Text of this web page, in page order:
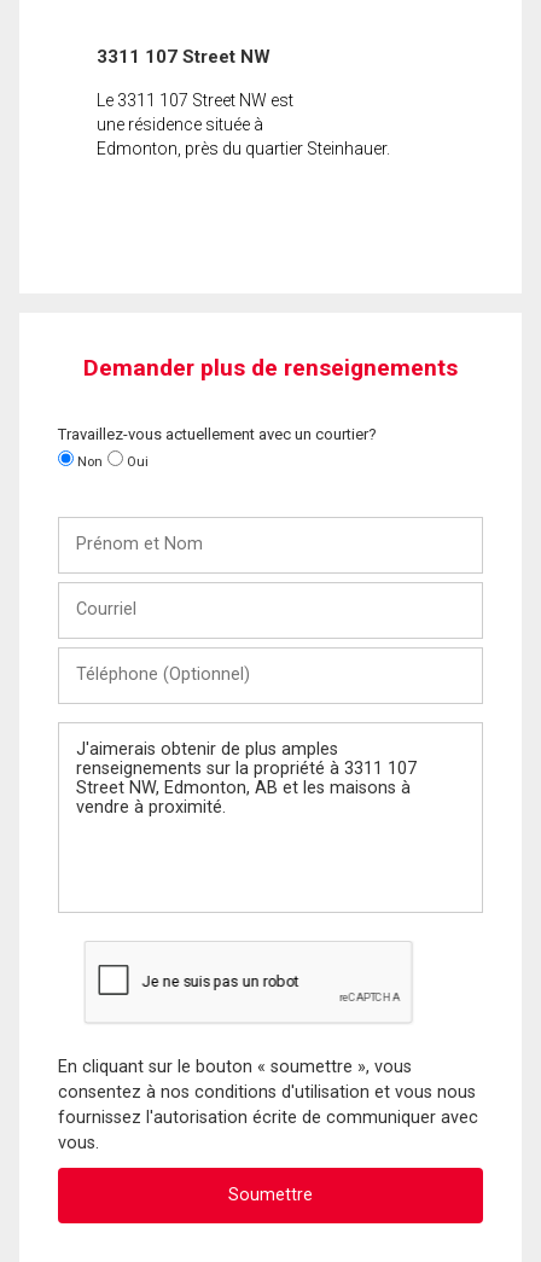
3311 107 Street NW
Le 3311 107 Street NW est
une résidence située à
Edmonton, près du quartier Steinhauer.
Demander plus de renseignements
Travaillez-vous actuellement avec un courtier?
Non Oui
Nom
(Optionnel)
Message
En cliquant sur le bouton « soumettre », vous
consentez à nos conditions d'utilisation et vous nous
fournissez l'autorisation écrite de communiquer avec
vous.